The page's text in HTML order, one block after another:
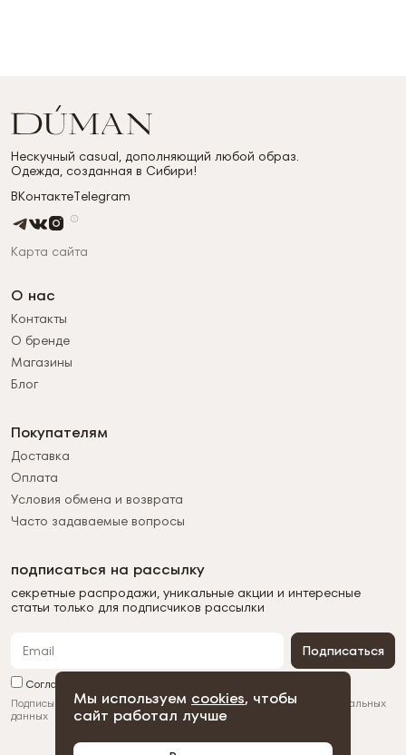
Мы используем cookies, чтобы
сайт работал лучше
Нескучный casual, дополняющий любой образ.
Одежда, созданная в Сибири!
ВКонтактеTelegram
Карта сайта
О нас
Контакты
О бренде
Магазины
Блог
Покупателям
Доставка
Оплата
Условия обмена и возврата
Часто задаваемые вопросы
подписаться на рассылку
секретные распродажи, уникальные акции и интересные
статьи только для подписчиков рассылки
Подписаться
Согласен с обработкой персональных данных
Подписываясь на рассылку, вы соглашаетесь с обработкой персональных
данных